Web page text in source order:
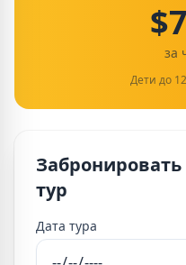
за
Дети до
Забронировать
тур
Дата тура